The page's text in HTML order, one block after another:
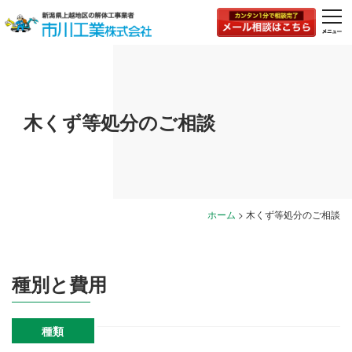
木くず等処分のご相談
ホーム > 木くず等処分のご相談
種別と費用
種類